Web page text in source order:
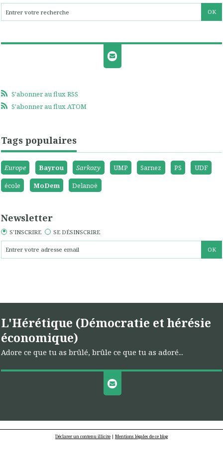
S'abonner au flux RSS
S'abonner au flux ATOM
Tags populaires
Europe Bayrou Sarkozy UMP Sarnez PS
UDF
école
MoDem Delanoë
Newsletter
S'INSCRIRE SE DÉSINSCRIRE
L'Hérétique (Démocratie et hérésie
économique)
Adore ce que tu as brûlé, brûle ce que tu as adoré...
Déclarer un contenu illicite | Mentions légales de ce blog